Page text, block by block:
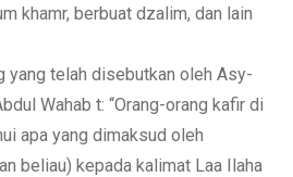
khamr, berbuat dzalim, dan lain
yang telah disebutkan oleh Asy-
Wahab t: “Orang-orang kafir di
apa yang dimaksud oleh
beliau) kepada kalimat Laa Ilaha